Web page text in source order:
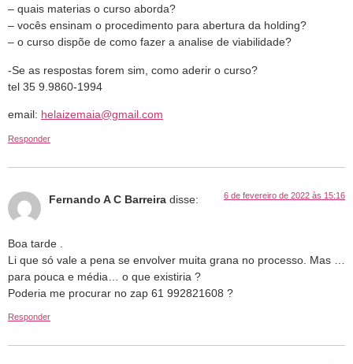
– quais materias o curso aborda?
– vocês ensinam o procedimento para abertura da holding?
– o curso dispõe de como fazer a analise de viabilidade?
-Se as respostas forem sim, como aderir o curso?
tel 35 9.9860-1994
email: helaizemaia@gmail.com
Responder
Fernando A C Barreira disse: 6 de fevereiro de 2022 às 15:16
Boa tarde .
Li que só vale a pena se envolver muita grana no processo. Mas …
para pouca e média… o que existiria ?
Poderia me procurar no zap 61 992821608 ?
Responder